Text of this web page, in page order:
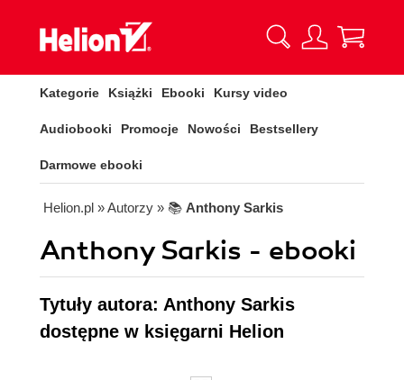
Kategorie Książki Ebooki Kursy video
Audiobooki Promocje Nowości Bestsellery
Darmowe ebooki
Helion.pl » Autorzy » 📚 Anthony Sarkis
Anthony Sarkis - ebooki
Tytuły autora: Anthony Sarkis
dostępne w księgarni Helion